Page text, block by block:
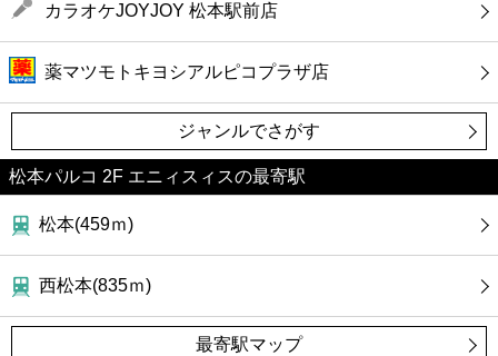
カラオケJOYJOY 松本駅前店
薬マツモトキヨシアルピコプラザ店
ジャンルでさがす
松本パルコ 2F エニィスィスの最寄駅
松本(459ｍ)
西松本(835ｍ)
最寄駅マップ